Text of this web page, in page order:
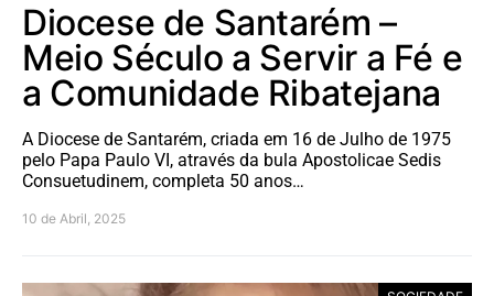
Diocese de Santarém –
Meio Século a Servir a Fé e
a Comunidade Ribatejana
A Diocese de Santarém, criada em 16 de Julho de 1975
pelo Papa Paulo VI, através da bula Apostolicae Sedis
Consuetudinem, completa 50 anos…
10 de Abril, 2025